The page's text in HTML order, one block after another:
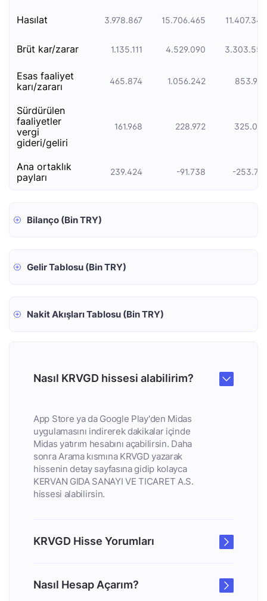
hasılat 3.978.867 15.706.465 11.407.345
brüt kar/zarar 1.135.111 4.529.090 3.303.554
esas faali̇yet
kari/zarari
465.874 1.056.242 853.929
sürdürülen
faaliyetler
vergi
gideri/geliri
161.968 228.972 325.077
ana ortaklık
payları
239.424 -91.738 -253.741
Bilanço (Bin TRY)
Gelir Tablosu (Bin TRY)
Nakit Akışları Tablosu (Bin TRY)
Nasıl KRVGD hissesi alabilirim?
App Store ya da Google Play'den Midas
uygulamasını indirerek dakikalar içinde
Midas yatırım hesabını açabilirsin. Daha
sonra Arama kısmına KRVGD yazarak
hissenin detay sayfasına gidip kolayca
KERVAN GIDA SANAYI VE TICARET A.S.
hissesi alabilirsin.
KRVGD Hisse Yorumları
Nasıl Hesap Açarım?